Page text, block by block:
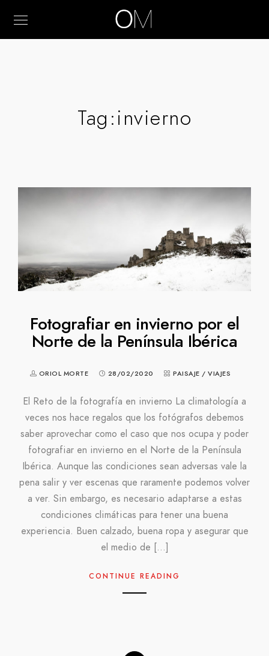
Tag:invierno
Fotografiar en invierno por el
Norte de la Península Ibérica
ORIOL MORTE 28/02/2020 PAISAJE /VIAJES
El Reto de la fotografía en invierno La climatología a
veces nos hace regalos que los fotógrafos debemos
saber aprovechar como el caso que nos ocupa y poder
fotografiar en invierno en el Norte de la Península
Ibérica. Aunque las condiciones sean adversas vale la
pena salir y ver escenas que raramente podemos volver
a ver. Sin embargo, es necesario adaptarse a estas
condiciones climáticas para tener una buena
experiencia. Buen calzado, buena ropa y asegurar que
el medio de […]
CONTINUE READING